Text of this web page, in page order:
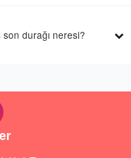
durağı neresi?